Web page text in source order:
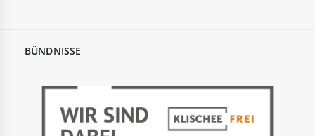
BÜNDNISSE